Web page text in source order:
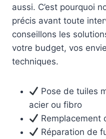
aussi. C’est pourquoi
précis avant toute
conseillons les
votre budget, vos
techniques.
Pose de tuiles
acier ou fibro
Remplacement
Réparation de